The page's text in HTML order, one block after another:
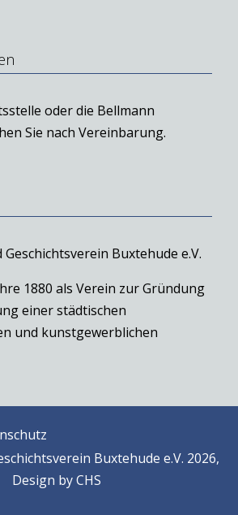
oder die Bellmann
Sie nach Vereinbarung.
Buxtehude e.V.
1880 als Verein zur Gründung
einer städtischen
und kunstgewerblichen
Buxtehude e.V. 2026,
Design byCHS